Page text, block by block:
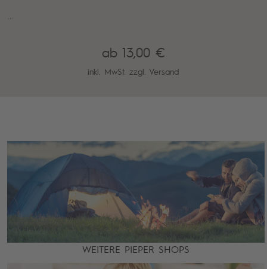
ab 13,00 €
inkl. MwSt. zzgl. Versand
WEITERE PIEPER SHOPS